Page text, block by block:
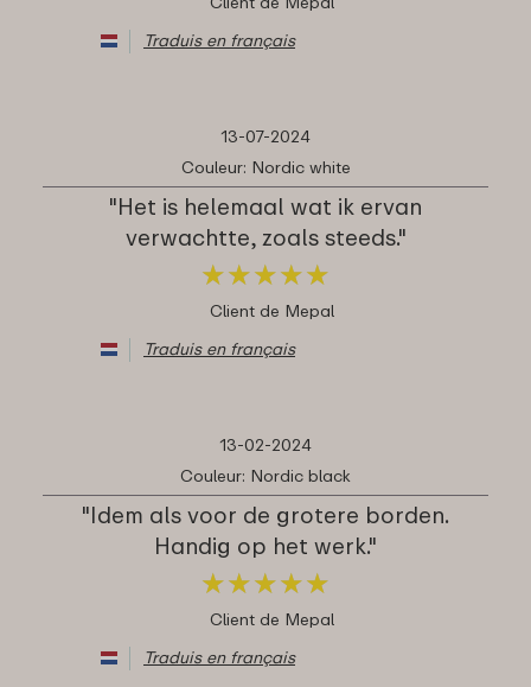
Traduis en français
13-07-2024
Couleur: Nordic white
"Het is helemaal wat ik ervan
verwachtte, zoals steeds."
★★★★★
★★★★★
Client de Mepal
Traduis en français
13-02-2024
Couleur: Nordic black
"Idem als voor de grotere borden.
Handig op het werk."
★★★★★
★★★★★
Client de Mepal
Traduis en français